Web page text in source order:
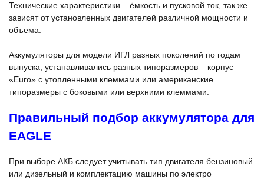
Технические характеристики – ёмкость и пусковой ток, так же
зависят от установленных двигателей различной мощности и
объема.
Аккумуляторы для модели ИГЛ разных поколений по годам
выпуска, устанавливались разных типоразмеров – корпус
«Euro» с утопленными клеммами или американские
типоразмеры с боковыми или верхними клеммами.
Правильный подбор аккумулятора для
EAGLE
При выборе АКБ следует учитывать тип двигателя бензиновый
или дизельный и комплектацию машины по электро